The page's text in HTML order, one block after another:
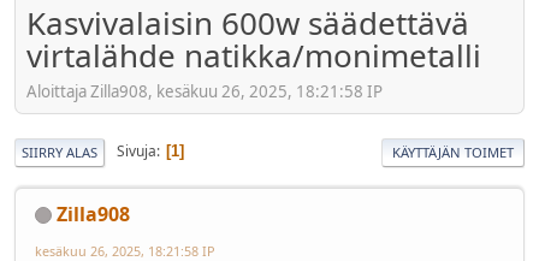
Kasvivalaisin 600w säädettävä
virtalähde natikka/monimetalli
Aloittaja Zilla908, kesäkuu 26, 2025, 18:21:58 IP
SIIRRY ALAS Sivuja 1 KÄYTTÄJÄN TOIMET
Zilla908
kesäkuu 26, 2025, 18:21:58 IP